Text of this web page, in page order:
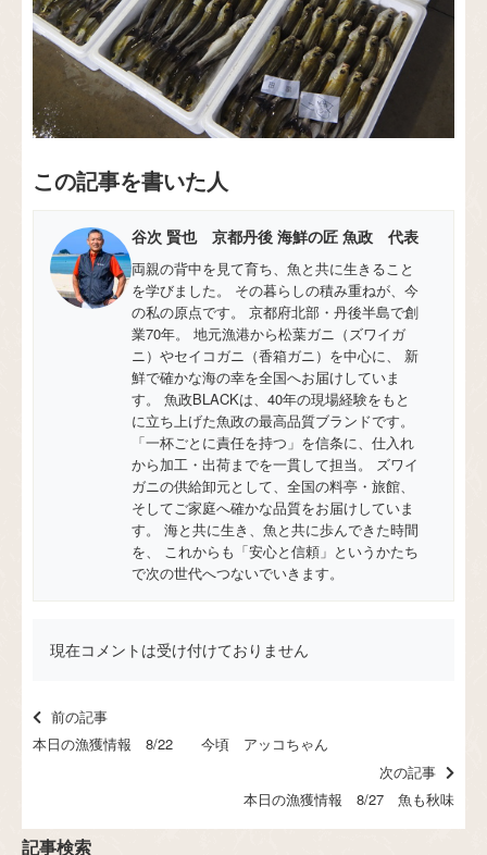
この記事を書いた人
谷次 賢也 京都丹後 海鮮の匠 魚政 代表
両親の背中を見て育ち、魚と共に生きること
を学びました。 その暮らしの積み重ねが、今
の私の原点です。 京都府北部・丹後半島で創
業70年。 地元漁港から松葉ガニ（ズワイガ
ニ）やセイコガニ（香箱ガニ）を中心に、 新
鮮で確かな海の幸を全国へお届けしていま
す。 魚政BLACKは、40年の現場経験をもと
に立ち上げた魚政の最高品質ブランドです。
「一杯ごとに責任を持つ」を信条に、仕入れ
から加工・出荷までを一貫して担当。 ズワイ
ガニの供給卸元として、全国の料亭・旅館、
そしてご家庭へ確かな品質をお届けしていま
す。 海と共に生き、魚と共に歩んできた時間
を、 これからも「安心と信頼」というかたち
で次の世代へつないでいきます。
現在コメントは受け付けておりません
前の記事
本日の漁獲情報 8/22 今頃 アッコちゃん
次の記事
本日の漁獲情報 8/27 魚も秋味
記事検索